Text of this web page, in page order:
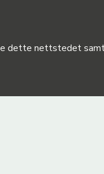
dette nettstedet